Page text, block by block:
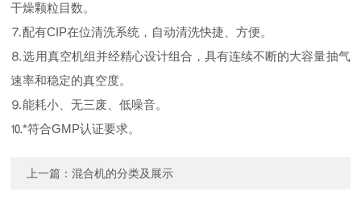
干燥颗粒目数。
⒎配有CIP在位清洗系统，自动清洗快捷、方便。
⒏选用真空机组并经精心设计组合，具有连续不断的大容量抽气
速率和稳定的真空度。
⒐能耗小、无三废、低噪音。
⒑*符合GMP认证要求。
上一篇：混合机的分类及展示